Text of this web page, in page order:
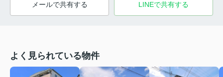
メールで共有する LINEで共有する
よく見られている物件